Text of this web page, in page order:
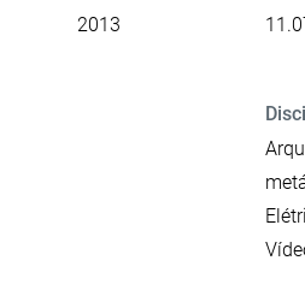
2013